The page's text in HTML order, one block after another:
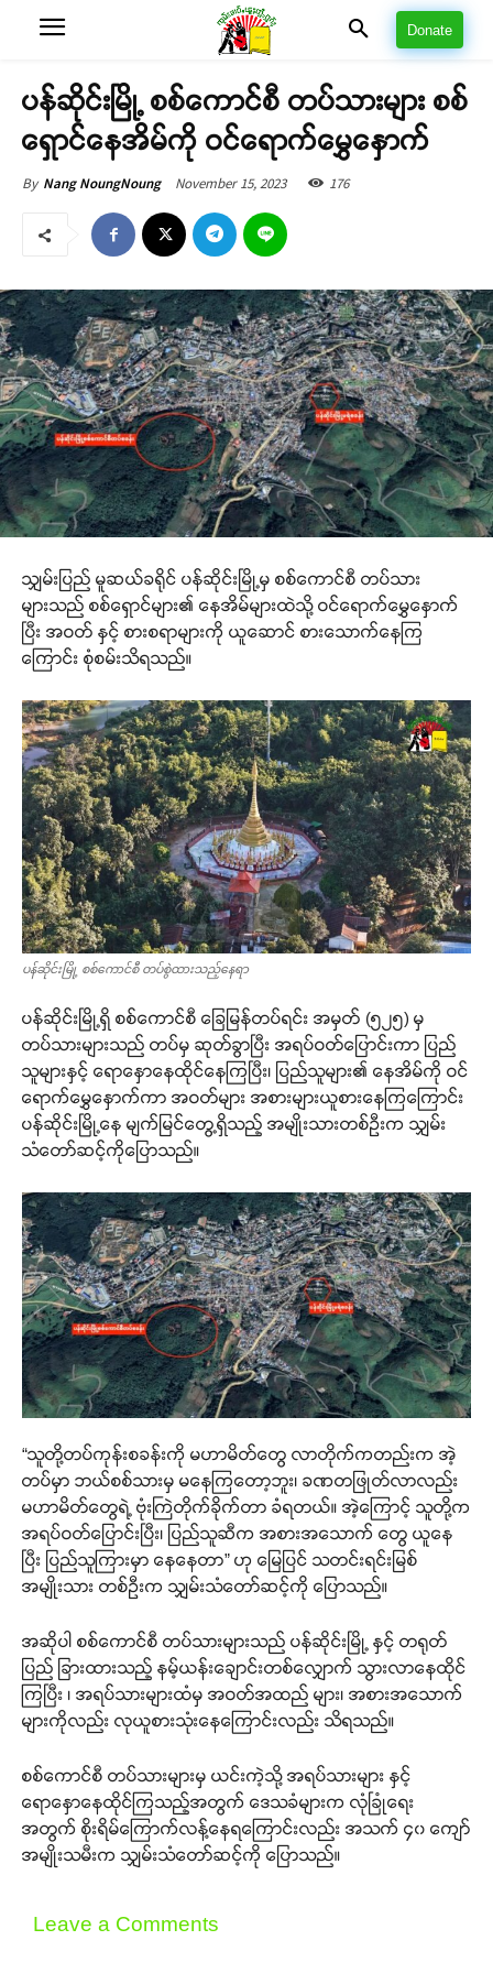
Donate
ပန်ဆိုင်းမြို့ စစ်ကောင်စီ တပ်သားများ စစ်
ရှောင်နေအိမ်ကို ဝင်ရောက်မွှေနှောက်
By Nang NoungNoung November 15, 2023 176
သျှမ်းပြည် မူဆယ်ခရိုင် ပန်ဆိုင်းမြို့မှ စစ်ကောင်စီ တပ်သား
များသည် စစ်ရှောင်များ၏ နေအိမ်များထဲသို့ ဝင်ရောက်မွှေနှောက်
ပြီး အဝတ် နှင့် စားစရာများကို ယူဆောင် စားသောက်နေကြ
ကြောင်း စုံစမ်းသိရသည်။
ပန်ဆိုင်းမြို့ စစ်ကောင်စီ တပ်စွဲထားသည့်နေရာ
ပန်ဆိုင်းမြို့ရှိ စစ်ကောင်စီ ခြေမြန်တပ်ရင်း အမှတ် (၅၂၅) မှ
တပ်သားများသည် တပ်မှ ဆုတ်ခွာပြီး အရပ်ဝတ်ပြောင်းကာ ပြည်
သူများနှင့် ရောနှောနေထိုင်နေကြပြီး၊ ပြည်သူများ၏ နေအိမ်ကို ဝင်
ရောက်မွှေနှောက်ကာ အဝတ်များ အစားများယူစားနေကြကြောင်း
ပန်ဆိုင်းမြို့နေ မျက်မြင်တွေ့ရှိသည့် အမျိုးသားတစ်ဦးက သျှမ်း
သံတော်ဆင့်ကိုပြောသည်။
“သူတို့တပ်ကုန်းစခန်းကို မဟာမိတ်တွေ လာတိုက်ကတည်းက အဲ့
တပ်မှာ ဘယ်စစ်သားမှ မနေကြတော့ဘူး၊ ခဏတဖြုတ်လာလည်း
မဟာမိတ်တွေရဲ့ ဗုံးကြဲတိုက်ခိုက်တာ ခံရတယ်။ အဲ့ကြောင့် သူတို့က
အရပ်ဝတ်ပြောင်းပြီး၊ ပြည်သူဆီက အစားအသောက် တွေ ယူနေ
ပြီး ပြည်သူကြားမှာ နေနေတာ” ဟု မြေပြင် သတင်းရင်းမြစ်
အမျိုးသား တစ်ဦးက သျှမ်းသံတော်ဆင့်ကို ပြောသည်။
အဆိုပါ စစ်ကောင်စီ တပ်သားများသည် ပန်ဆိုင်းမြို့ နှင့် တရုတ်
ပြည် ခြားထားသည့် နမ့်ယန်းချောင်းတစ်လျှောက် သွားလာနေထိုင်
ကြပြီး ၊ အရပ်သားများထံမှ အဝတ်အထည် များ၊ အစားအသောက်
များကိုလည်း လုယူစားသုံးနေကြောင်းလည်း သိရသည်။
စစ်ကောင်စီ တပ်သားများမှ ယင်းကဲ့သို့ အရပ်သားများ နှင့်
ရောနှောနေထိုင်ကြသည့်အတွက် ဒေသခံများက လုံခြုံရေး
အတွက် စိုးရိမ်ကြောက်လန့်နေရကြောင်းလည်း အသက် ၄၀ ကျော်
အမျိုးသမီးက သျှမ်းသံတော်ဆင့်ကို ပြောသည်။
Leave a Comments